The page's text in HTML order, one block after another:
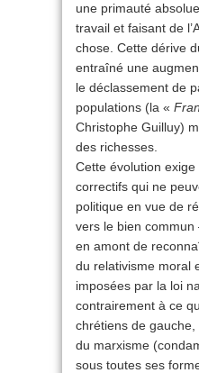
une primauté
travail et faisant de
chose. Cette dérive
entraîné une
le déclassement de
populations (la «
Christophe Guilluy)
des richesses.
Cette évolution
correctifs qui ne
politique en vue de
vers le bien commun
en amont de
du relativisme moral
imposées par la loi
contrairement à ce
chrétiens de
du marxisme
sous toutes ses